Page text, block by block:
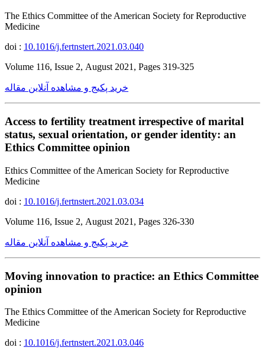
The Ethics Committee of the American Society for Reproductive
Medicine
doi : 10.1016/j.fertnstert.2021.03.040
Volume 116, Issue 2, August 2021, Pages 319-325
خرید پکیج و مشاهده آنلاین مقاله
Access to fertility treatment irrespective of marital
status, sexual orientation, or gender identity: an
Ethics Committee opinion
Ethics Committee of the American Society for Reproductive
Medicine
doi : 10.1016/j.fertnstert.2021.03.034
Volume 116, Issue 2, August 2021, Pages 326-330
خرید پکیج و مشاهده آنلاین مقاله
Moving innovation to practice: an Ethics Committee
opinion
The Ethics Committee of the American Society for Reproductive
Medicine
doi : 10.1016/j.fertnstert.2021.03.046